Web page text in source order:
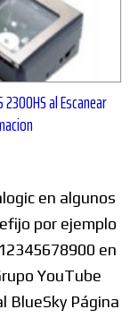
al Escanear
en algunos
por ejemplo
en
YouTube
BlueSky Página